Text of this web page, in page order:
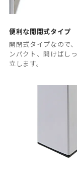
便利な開閉式タイプ
開閉式タイプなので
ンパクト、開けばし
立します。